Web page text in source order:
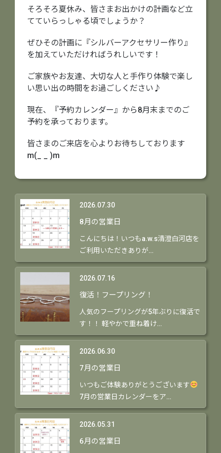
そろそろ夏休み、皆さまお出かけの計画など立
てていらっしゃる頃でしょうか？
ぜひその計画に『シルバーアクセサリー作り』
を加えていただければうれしいです！
ご家族やお友達、大切な人と手作り体験で楽し
い思い出の時間をお過ごしください♪
現在、『予約カレンダー』から8月末までのご
予約を承っております。
皆さまのご来店を心よりお待ちしております
m(_ _ )m
2026.07.30
8月の営業日
こんにちは！いつもa.w.s清澄白河店を
ご利用いただきありが…
2026.07.16
復活！フープリング！
人気のフープリングが5年ぶりに復活で
す！！ 軽やかで重ね着け…
2026.06.30
7月の営業日
いつもご体験ありがとうございます
7月の営業日カレンダーをア…
2026.05.31
6月の営業日